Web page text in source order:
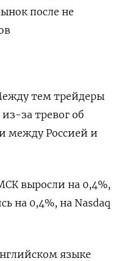
после не
тем трейдеры
за тревог об
между Россией и
выросли на 0,4%,
на 0,4%, на Nasdaq
языке